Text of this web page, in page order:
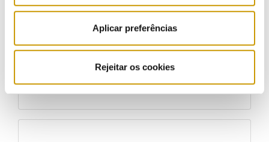
Aplicar preferências
Rejeitar os cookies
ERSE discussed proposal to update time periods in
the electricity sector in mainland Portugal